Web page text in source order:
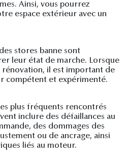
Ainsi, vous pourrez
espace extérieur avec un
stores banne sont
leur état de marche. Lorsque
il est important de
compétent et expérimenté.
plus fréquents rencontrés
inclure des défaillances au
des dommages des
ou de ancrage, ainsi
liés au moteur.